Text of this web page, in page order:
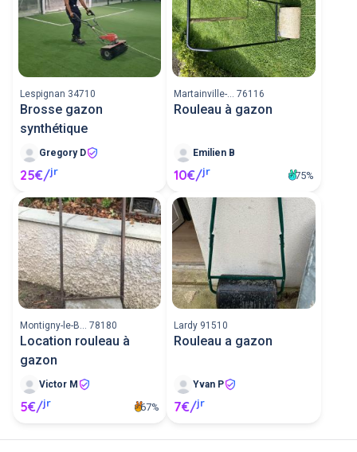
Lespignan 34710
Brosse gazon
synthétique
Gregory D
25€/jr
Martainville-... 76116
Rouleau à gazon
Emilien B
10€/jr 75%
Montigny-le-B... 78180
Location rouleau à
gazon
Victor M
5€/jr 67%
Lardy 91510
Rouleau a gazon
Yvan P
7€/jr